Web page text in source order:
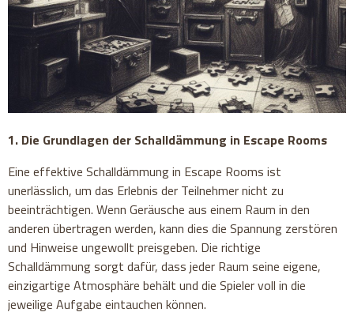
1. Die Grundlagen der Schalldämmung in Escape Rooms
Eine effektive Schalldämmung in Escape Rooms ist
unerlässlich, um das Erlebnis der Teilnehmer nicht zu
beeinträchtigen. Wenn Geräusche aus einem Raum in den
anderen übertragen werden, kann dies die Spannung zerstören
und Hinweise ungewollt preisgeben. Die richtige
Schalldämmung sorgt dafür, dass jeder Raum seine eigene,
einzigartige Atmosphäre behält und die Spieler voll in die
jeweilige Aufgabe eintauchen können.